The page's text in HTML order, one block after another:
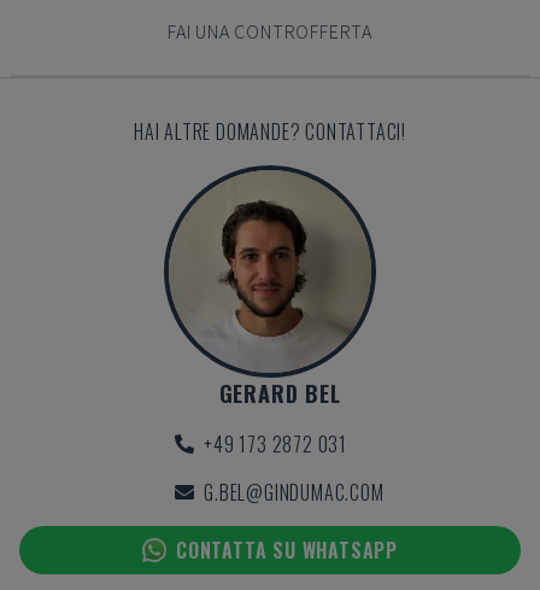
FAI UNA CONTROFFERTA
HAI ALTRE DOMANDE? CONTATTACI!
GERARD BEL
+49 173 2872 031
G.BEL@GINDUMAC.COM
CONTATTA SU WHATSAPP